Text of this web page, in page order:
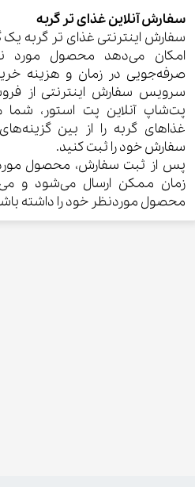
سفارش آنلاین غذای تر گربه
سفارش اینترنتی غذای تر گربه
امکان می‌دهد محصول مورد
صرفه‌جویی در زمان و هزینه
سرویس سفارش اینترنتی از
پت‌شاپ آنلاین پت استور، شما
غذاهای گربه را از بین
سفارش خود را ثبت کنید.
پس از ثبت سفارش، محصول
زمان ممکن ارسال می‌شود و
محصول موردنظر خود را داشته